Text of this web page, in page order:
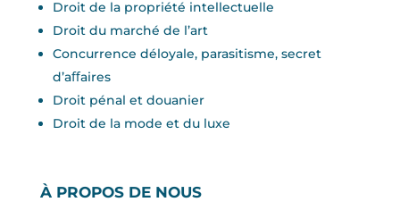
Droit de la propriété intellectuelle
Droit du marché de l’art
Concurrence déloyale, parasitisme, secret
d’aﬀaires
Droit pénal et douanier
Droit de la mode et du luxe
À PROPOS DE NOUS